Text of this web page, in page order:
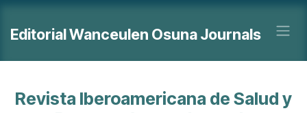
Ir al contenido
Editorial Wanceulen Osuna Journals
Revista Iberoamericana de Salud y